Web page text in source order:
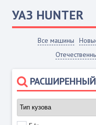
УАЗ HUNTER
Все машины